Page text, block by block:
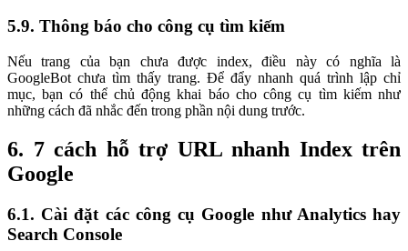
5.9. Thông báo cho công cụ tìm kiếm
Nếu trang của bạn chưa được index, điều này có nghĩa là
GoogleBot chưa tìm thấy trang. Để đẩy nhanh quá trình lập chỉ
mục, bạn có thể chủ động khai báo cho công cụ tìm kiếm như
những cách đã nhắc đến trong phần nội dung trước.
6. 7 cách hỗ trợ URL nhanh Index trên
Google
6.1. Cài đặt các công cụ Google như Analytics hay
Search Console